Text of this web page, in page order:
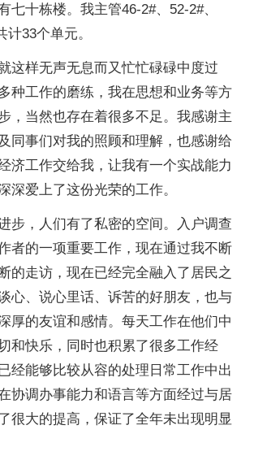
七十栋楼。我主管46-2#、52-2#、
计33个单元。
这样无声无息而又忙忙碌碌中度过
种工作的磨练，我在思想和业务等方
，当然也存在着很多不足。我感谢主
同事们对我的照顾和理解，也感谢给
济工作交给我，让我有一个实战能力
深爱上了这份光荣的工作。
步，人们有了私密的空间。入户调查
者的一项重要工作，现在通过我不断
的走访，现在已经完全融入了居民之
心、说心里话、诉苦的好朋友，也与
厚的友谊和感情。每天工作在他们中
和快乐，同时也积累了很多工作经
经能够比较从容的处理日常工作中出
协调办事能力和语言等方面经过与居
很大的提高，保证了全年未出现明显